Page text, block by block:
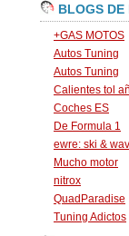
BLOGS DE
+GAS MOTOS
Autos Tuning
Autos Tuning
Calientes tol
Coches ES
De Formula 1
ewre: ski &
Mucho motor
nitrox
QuadParadise
Tuning Adictos